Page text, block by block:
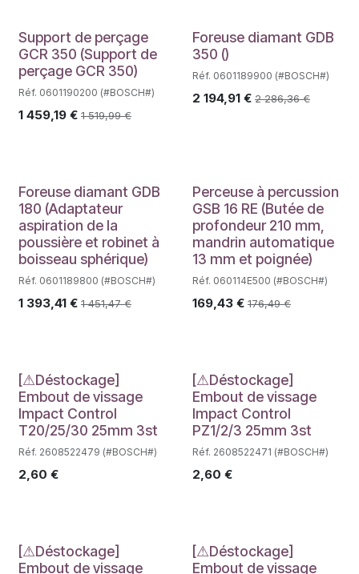
Support de perçage
GCR 350 (Support de
perçage GCR 350)
Réf. 0601190200 (#BOSCH#)
1 459,19 € 1 519,99€
Foreuse diamant GDB
350 ()
Réf. 0601189900 (#BOSCH#)
2 194,91€ 2 286,36€
Foreuse diamant GDB
180 (Adaptateur
aspiration de la
poussière et robinet à
boisseau sphérique)
Réf. 0601189800 (#BOSCH#)
1 393,41 € 1 451,47€
Perceuse à percussion
GSB 16 RE (Butée de
profondeur 210 mm,
mandrin automatique
13 mm et poignée)
Réf. 060114E500 (#BOSCH#)
169,43€ 176,49€
Déstockage
[⚠Déstockage]
Embout de vissage
Impact Control
T20/25/30 25mm 3st
Réf. 2608522479 (#BOSCH#)
2,60 €
Déstockage
[⚠Déstockage]
Embout de vissage
Impact Control
PZ1/2/3 25mm 3st
Réf. 2608522471 (#BOSCH#)
2,60 €
[⚠Déstockage]
Embout de vissage
[⚠Déstockage]
Embout de vissage